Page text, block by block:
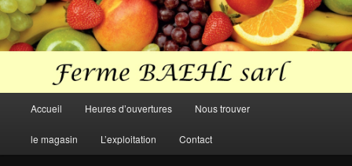
principal
Accueil Heures d’ouvertures Nous trouver
le magasin L’exploitation Contact